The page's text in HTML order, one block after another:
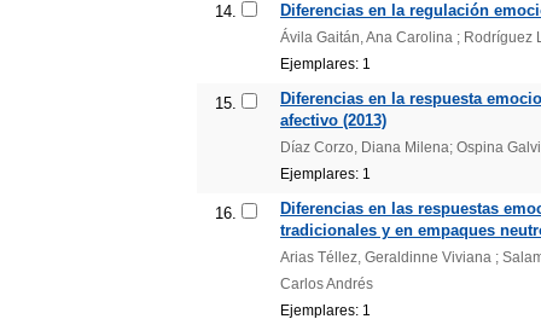
14. Diferencias en la regulación
Ávila Gaitán, Ana Carolina ; Rodríguez
Ejemplares: 1
15.
Diferencias en la respuesta
afectivo (2013)
Díaz Corzo, Diana Milena; Ospina
Ejemplares: 1
16.
Diferencias en las respuestas
tradicionales y en empaques
Arias Téllez, Geraldinne Viviana ;
Carlos Andrés
Ejemplares: 1